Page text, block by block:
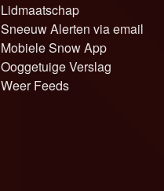
Lidmaatschap
Sneeuw Alerten via email
Mobiele Snow App
Ooggetuige Verslag
Weer Feeds